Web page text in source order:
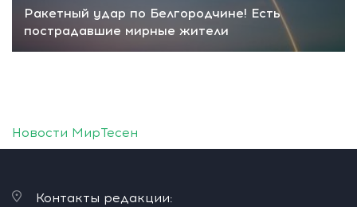
Ракетный удар по Белгородчине! Есть
пострадавшие мирные жители
Новости МирТесен
Контакты редакции: